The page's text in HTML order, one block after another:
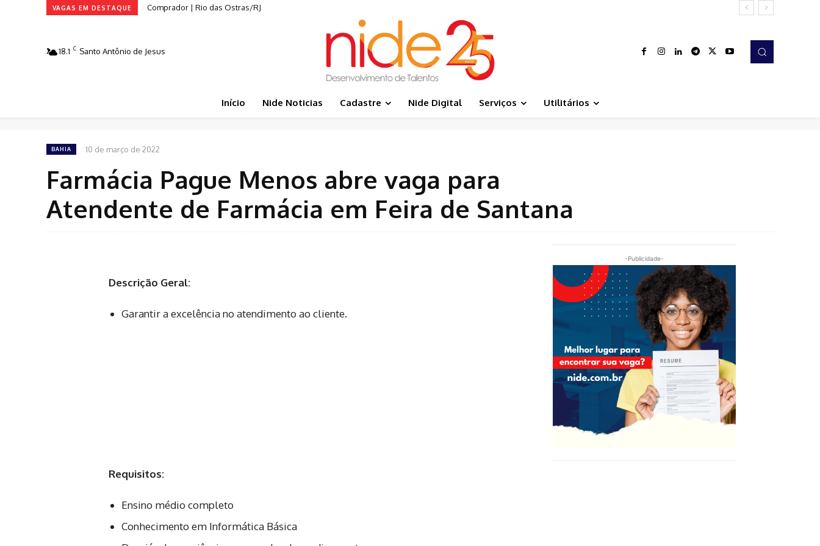
VAGAS EM DESTAQUE Comprador | Rio das Ostras/RJ
18.1 C Santo Antônio de Jesus
Início Nide Noticias Cadastre Nide Digital Serviços Utilitários
BAHIA 10 de março de 2022
Farmácia Pague Menos abre vaga para
Atendente de Farmácia em Feira de Santana
Descrição Geral:
Garantir a excelência no atendimento ao cliente.
Requisitos:
Ensino médio completo
Conhecimento em Informática Básica
-Publicidade-